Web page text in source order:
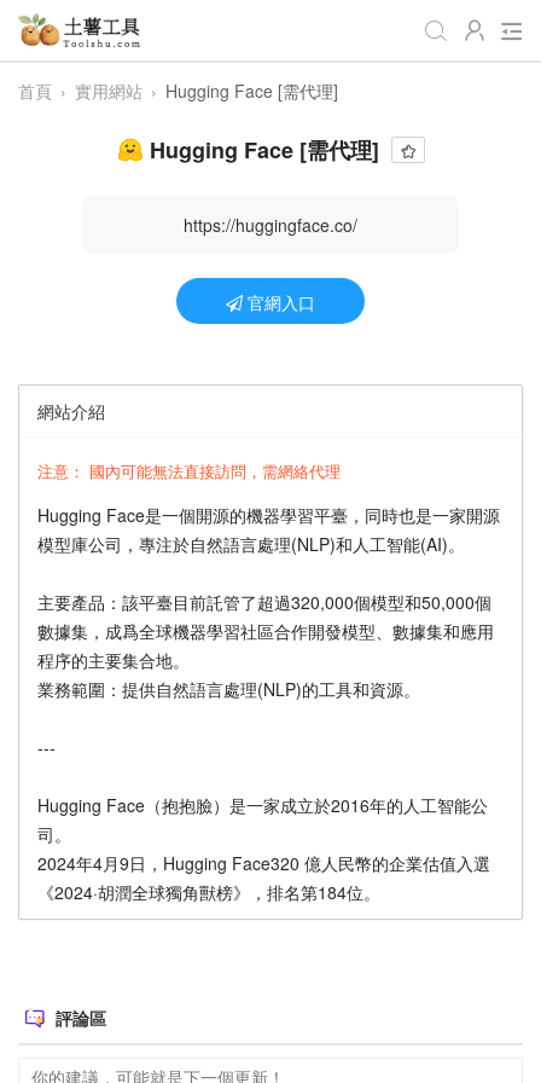
生活日常
視頻處理 音頻處理
編程開發
趣味休閒
首頁 › 實用網站 › Hugging Face [需代理]
Hugging Face [需代理]
https://huggingface.co/
官網入口
網站介紹
注意： 國內可能無法直接訪問，需網絡代理
‌‌Hugging Face是一個開源的機器學習平臺，同時也是一家開源
模型庫公司，專注於‌自然語言處理(‌NLP)和‌人工智能(AI)‌。‌
‌主要產品‌：該平臺目前託管了超過320,000個模型和50,000個
數據集，成爲全球機器學習社區合作開發模型、數據集和應用
程序的主要集合地。
‌業務範圍‌：提供自然語言處理(NLP)的工具和資源。
---
Hugging Face（抱抱臉）是一家成立於2016年的人工智能公
司。
2024年4月9日，Hugging Face320 億人民幣的企業估值入選
《2024·胡潤全球獨角獸榜》，排名第184位。
評論區